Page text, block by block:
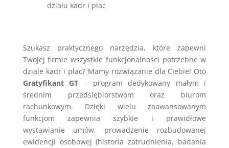
działu kadr i płac
Szukasz praktycznego narzędzia, które zapewni
Twojej firmie wszystkie funkcjonalności potrzebne w
dziale kadr i płac? Mamy rozwiązanie dla Ciebie! Oto
Gratyfikant GT – program dedykowany małym i
średnim przedsiębiorstwom oraz biurom
rachunkowym. Dzięki wielu zaawansowanym
funkcjom zapewnia szybkie i prawidłowe
wystawianie umów, prowadzenie rozbudowanej
ewidencji osobowej (historia zatrudnienia, badania